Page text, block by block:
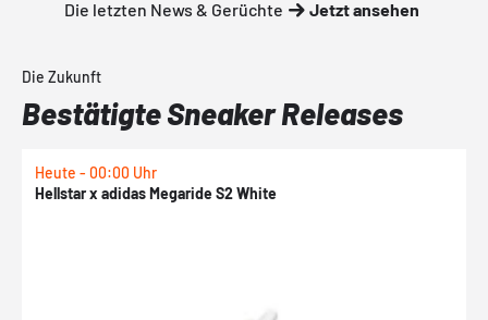
Die letzten News & Gerüchte Jetzt ansehen
Die Zukunft
Bestätigte Sneaker Releases
Heute - 00:00 Uhr
Hellstar x adidas Megaride S2 White